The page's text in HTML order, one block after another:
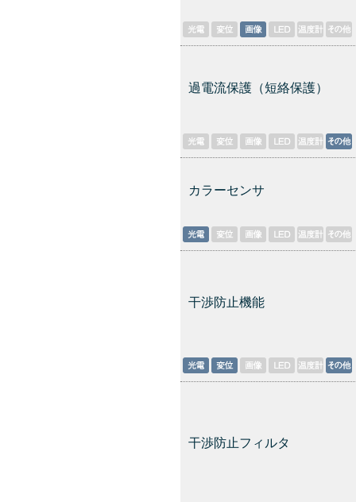
過電流保護（短絡保護）
カラーセンサ
干渉防止機能
干渉防止フィルタ